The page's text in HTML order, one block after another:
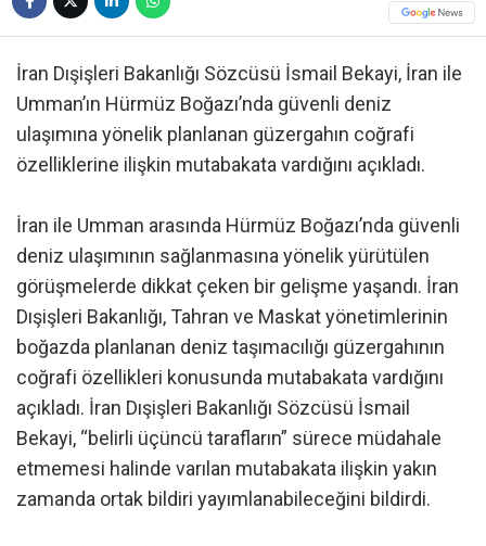
İran Dışişleri Bakanlığı Sözcüsü İsmail Bekayi, İran ile
Umman’ın Hürmüz Boğazı’nda güvenli deniz
ulaşımına yönelik planlanan güzergahın coğrafi
özelliklerine ilişkin mutabakata vardığını açıkladı.
İran ile Umman arasında Hürmüz Boğazı’nda güvenli
deniz ulaşımının sağlanmasına yönelik yürütülen
görüşmelerde dikkat çeken bir gelişme yaşandı. İran
Dışişleri Bakanlığı, Tahran ve Maskat yönetimlerinin
boğazda planlanan deniz taşımacılığı güzergahının
coğrafi özellikleri konusunda mutabakata vardığını
açıkladı. İran Dışişleri Bakanlığı Sözcüsü İsmail
Bekayi, “belirli üçüncü tarafların” sürece müdahale
etmemesi halinde varılan mutabakata ilişkin yakın
zamanda ortak bildiri yayımlanabileceğini bildirdi.